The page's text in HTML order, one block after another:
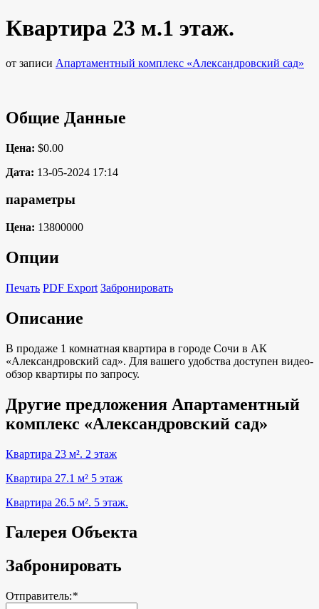
Квартира 23 м.1 этаж.
от записи Апартаментный комплекс «Александровский сад»
Общие Данные
Цена: $0.00
Дата: 13-05-2024 17:14
параметры
Цена: 13800000
Опции
Печать PDF Export Забронировать
Описание
В продаже 1 комнатная квартира в городе Сочи в АК
«Александровский сад». Для вашего удобства доступен видео-
обзор квартиры по запросу.
Другие предложения Апартаментный
комплекс «Александровский сад»
Квартира 23 м². 2 этаж
Квартира 27.1 м² 5 этаж
Квартира 26.5 м². 5 этаж.
Галерея Объекта
Забронировать
Отправитель:*